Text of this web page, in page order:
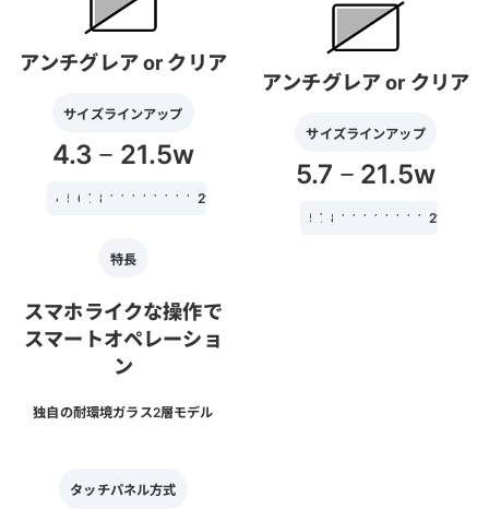
アンチグレア or クリア
サイズラインアップ
4.3 － 21.5w
4.35.76.57w8.410.1w
10.412.112.1w
1515.6w
18.5w
1921.5w
アンチグレア or クリア
サイズラインアップ
5.7 － 21.5w
5.77w8.410.1w
10.412.112.1w
1515.6w
1718.5w
21.5w
特長
スマホライクな操作で
スマートオペレーショ
ン
独自の耐環境ガラス2層モデル
タッチパネル方式